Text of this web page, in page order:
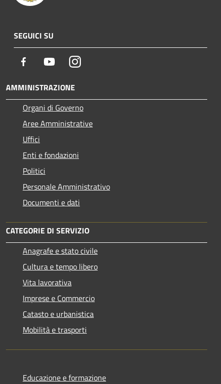
SEGUICI SU
Facebook YoutubeInstagram
AMMINISTRAZIONE
Organi di Governo
Aree Amministrative
Uffici
Enti e fondazioni
Politici
Personale Amministrativo
Documenti e dati
CATEGORIE DI SERVIZIO
Anagrafe e stato civile
Cultura e tempo libero
Vita lavorativa
Imprese e Commercio
Catasto e urbanistica
Mobilità e trasporti
Educazione e formazione